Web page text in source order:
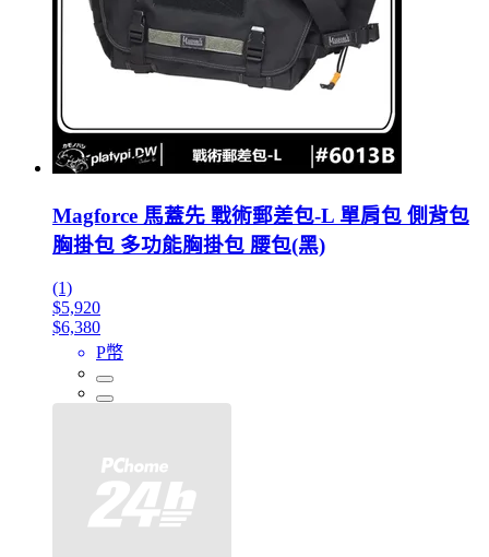
Magforce 馬蓋先 戰術郵差包-L 單肩包 側背包
胸掛包 多功能胸掛包 腰包(黑)
(1)
$5,920
$6,380
P幣